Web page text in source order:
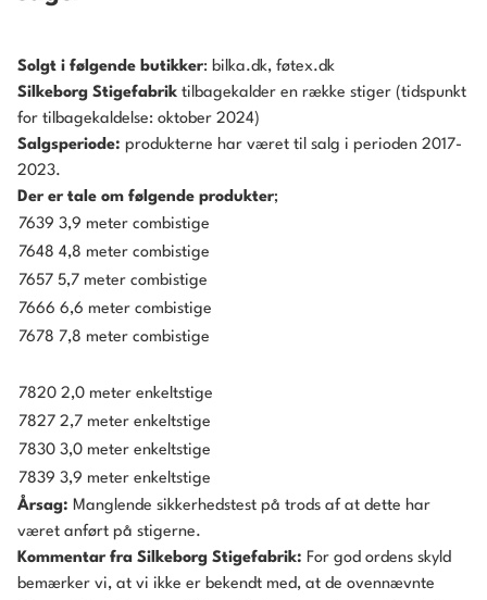
Solgt i følgende butikker: bilka.dk, føtex.dk
Silkeborg Stigefabrik tilbagekalder en række stiger (tidspunkt
for tilbagekaldelse: oktober 2024)
Salgsperiode: produkterne har været til salg i perioden 2017-
2023.
Der er tale om følgende produkter;
7639 3,9 meter combistige
7648 4,8 meter combistige
7657 5,7 meter combistige
7666 6,6 meter combistige
7678 7,8 meter combistige
7820 2,0 meter enkeltstige
7827 2,7 meter enkeltstige
7830 3,0 meter enkeltstige
7839 3,9 meter enkeltstige
Årsag: Manglende sikkerhedstest på trods af at dette har
været anført på stigerne.
Kommentar fra Silkeborg Stigefabrik: For god ordens skyld
bemærker vi, at vi ikke er bekendt med, at de ovennævnte